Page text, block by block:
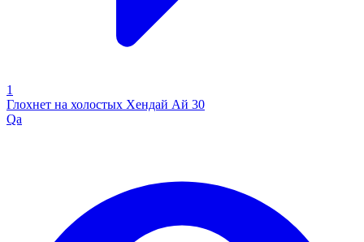
1
Глохнет на холостых Хендай Ай 30
Qa